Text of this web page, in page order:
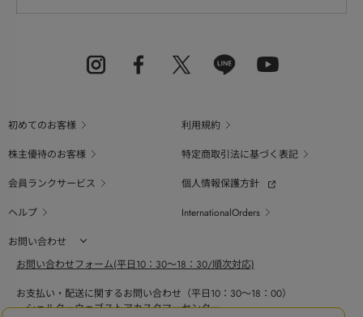
初めてのお客様
利用規約
株主優待のお客様
特定商取引法に基づく表記
会員ランクサービス
個人情報保護方針
ヘルプ
InternationalOrders
お問い合わせ
お問い合わせフォーム(平日10：30～18：30/順次対応)
お支払い・配送に関するお問い合わせ（平日10：30～18：00）
シェルターウェブストアカスタマーセンター